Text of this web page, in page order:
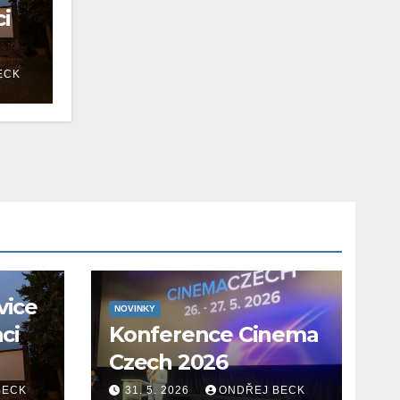
NOVINKY
Konference Cinema
Czech 2026
31. 5. 2026 ONDŘEJ BECK